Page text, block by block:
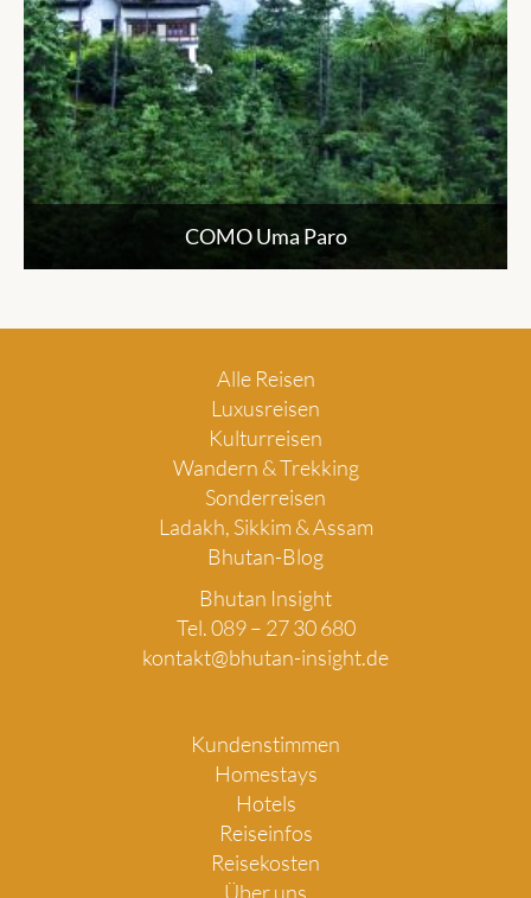
COMO Uma Paro
Alle Reisen
Luxusreisen
Kulturreisen
Wandern & Trekking
Sonderreisen
Ladakh, Sikkim & Assam
Bhutan-Blog
Bhutan Insight
Tel. 089 – 27 30 680
kontakt@bhutan-insight.de
Kundenstimmen
Homestays
Hotels
Reiseinfos
Reisekosten
Über uns